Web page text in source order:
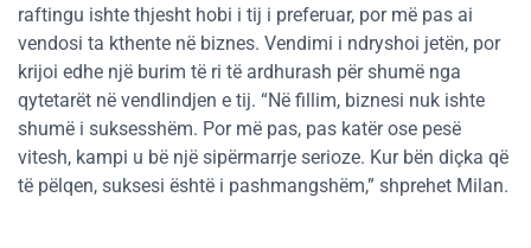
raftingu ishte thjesht hobi i tij i preferuar, por më pas ai
vendosi ta kthente në biznes. Vendimi i ndryshoi jetën, por
krijoi edhe një burim të ri të ardhurash për shumë nga
qytetarët në vendlindjen e tij. “Në fillim, biznesi nuk ishte
shumë i suksesshëm. Por më pas, pas katër ose pesë
vitesh, kampi u bë një sipërmarrje serioze. Kur bën diçka që
të pëlqen, suksesi është i pashmangshëm,” shprehet Milan.